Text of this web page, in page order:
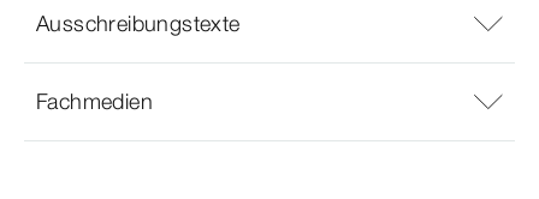
Ausschreibungstexte
Fachmedien